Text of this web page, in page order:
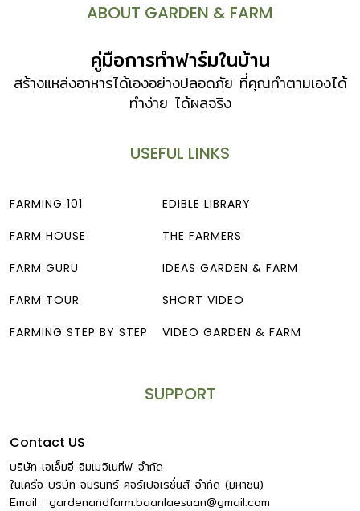
ไม่หยั่งลึกลงใต้ดินมากนัก เพื่อจับน้ำในอากาศได้ง่าย เปลี่ยนใบ
แคคตัสส่วนใหญ่มีถิ่นกำเนิดแถบทะเลทรายในทวีปอเมริกาใต้ มี
บางชนิดเติบโตได้ดีในป่าร้อนชื้น […]
ABOUT GARDEN & FARM
คู่มือการทำฟาร์มในบ้าน
สร้างแหล่งอาหารได้เองอย่างปลอดภัย ที่คุณทำตามเองได้
ทำง่าย ได้ผลจริง
USEFUL LINKS
FARMING 101
FARM HOUSE
FARM GURU
FARM TOUR
FARMING STEP BY STEP
EDIBLE LIBRARY
THE FARMERS
IDEAS GARDEN & FARM
SHORT VIDEO
VIDEO GARDEN & FARM
SUPPORT
Contact US
บริษัท เอเอ็มอี อิมเมจิเนทีฟ จำกัด
ในเครือ บริษัท อมรินทร์ คอร์เปอเรชั่นส์ จำกัด (มหาชน)
Email : gardenandfarm.baanlaesuan@gmail.com